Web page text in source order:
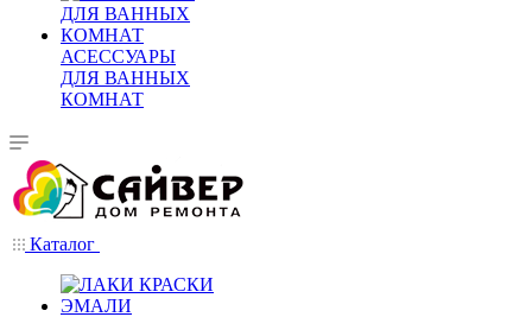
АСЕССУАРЫ
ДЛЯ ВАННЫХ
КОМНАТ
Каталог